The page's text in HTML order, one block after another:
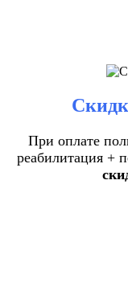
При оплате
реабилитация +